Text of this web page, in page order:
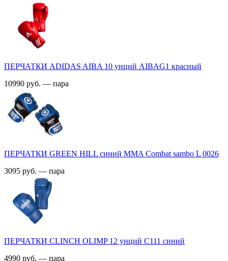
ПЕРЧАТКИ ADIDAS AIBA 10 унций AIBAG1 красный
10990 руб. — пара
ПЕРЧАТКИ GREEN HILL синий MMA Combat sambo L 0026
3095 руб. — пара
ПЕРЧАТКИ CLINCH OLIMP 12 унций С111 синий
4990 руб. — пара